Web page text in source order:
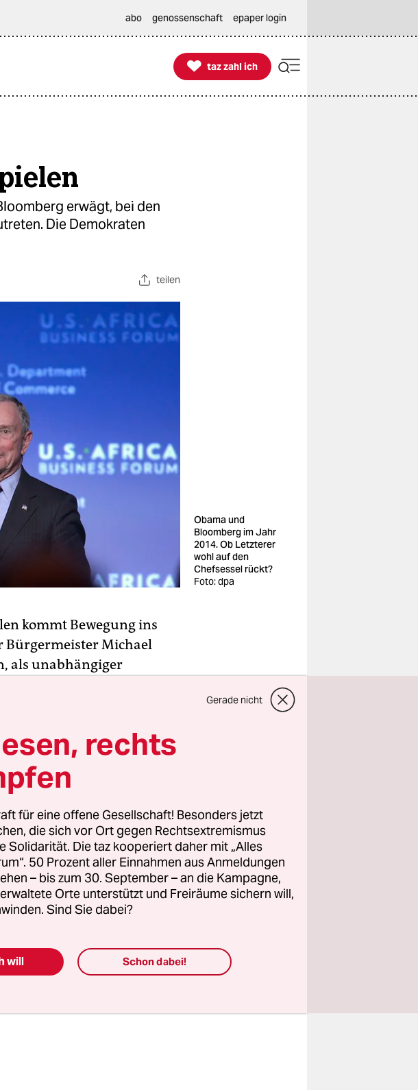
abo genossenschaft epaper login

taz zahl ich
taz zahl ich
erwägt, bei den
Die Demokraten
teilen
Obama und
Bloomberg im Jahr
2014. Ob Letzterer
wohl auf den
Chefsessel rückt?
Foto: dpa
kommt Bewegung ins
Bürgermeister Michael
als unabhängiger
an, ginge das wohl vor
sich am Sonntag um
Clinton, nach ihrer
wenn sie, Clinton, nicht
werde. „Naja,
die Nominierung kriegen,
Sender NBC. Ihr
Bloomberg nur: „Zeig
Gerade nicht
rechts
für eine offene Gesellschaft! Besonders jetzt
die sich vor Ort gegen Rechtsextremismus
Solidarität. Die taz kooperiert daher mit „Alles
50 Prozent aller Einnahmen aus Anmeldungen
– bis zum 30. September – an die Kampagne,
Orte unterstützt und Freiräume sichern will,
Sind Sie dabei?
will Schon dabei!